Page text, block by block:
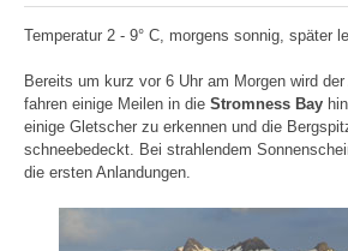
Temperatur 2 - 9° C, morgens sonnig, später
Bereits um kurz vor 6 Uhr am Morgen wird
fahren einige Meilen in die Stromness Bay
einige Gletscher zu erkennen und die
schneebedeckt. Bei strahlendem
die ersten Anlandungen.